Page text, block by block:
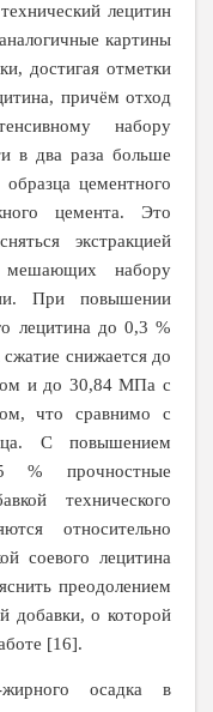
лецитин
картины
достигая отметки
причём отход
набору
в два раза больше
цементного
цемента. Это
экстракцией
мешающих набору
При повышении
лецитина до 0,3 %
снижается до
и до 30,84 МПа с
что сравнимо с
С повышением
% прочностные
технического
относительно
соевого лецитина
преодолением
добавки, о которой
[16].
осадка в